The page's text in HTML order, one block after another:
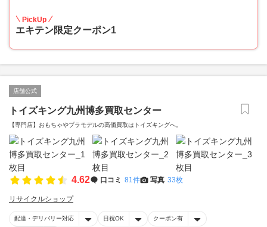
PickUp
エキテン限定クーポン1
店舗公式
トイズキング九州博多買取センター
【専門店】おもちゃやプラモデルの高価買取はトイズキングへ。‎
4.62 口コミ 81件 写真 33枚
リサイクルショップ
配達・デリバリー対応 日祝OK クーポン有